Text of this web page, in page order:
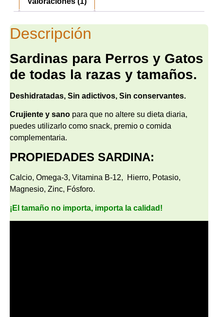
Descripción
Sardinas para Perros y Gatos
de todas la razas y tamaños.
Deshidratadas, Sin adictivos, Sin conservantes.
Crujiente y sano para que no altere su dieta diaria,
puedes utilizarlo como snack, premio o comida
complementaria.
PROPIEDADES SARDINA:
Calcio, Omega-3, Vitamina B-12, Hierro, Potasio,
Magnesio, Zinc, Fósforo.
¡El tamaño no importa, importa la calidad!